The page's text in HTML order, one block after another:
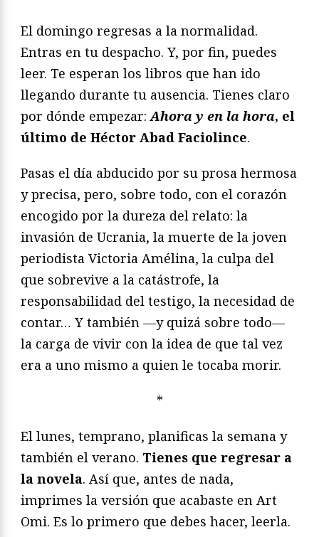
El domingo regresas a la normalidad.
Entras en tu despacho. Y, por fin, puedes
leer. Te esperan los libros que han ido
llegando durante tu ausencia. Tienes claro
por dónde empezar:Ahora y en la hora, el
último de Héctor Abad Faciolince.
Pasas el día abducido por su prosa hermosa
y precisa, pero, sobre todo, con el corazón
encogido por la dureza del relato: la
invasión de Ucrania, la muerte de la joven
periodista Victoria Amélina, la culpa del
que sobrevive a la catástrofe, la
responsabilidad del testigo, la necesidad de
contar… Y también —y quizá sobre todo—
la carga de vivir con la idea de que tal vez
era a uno mismo a quien le tocaba morir.
*
El lunes, temprano, planificas la semana y
también el verano. Tienes que regresar a
la novela. Así que, antes de nada,
imprimes la versión que acabaste en Art
Omi. Es lo primero que debes hacer, leerla.